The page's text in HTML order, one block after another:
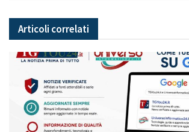
Articoli correlati